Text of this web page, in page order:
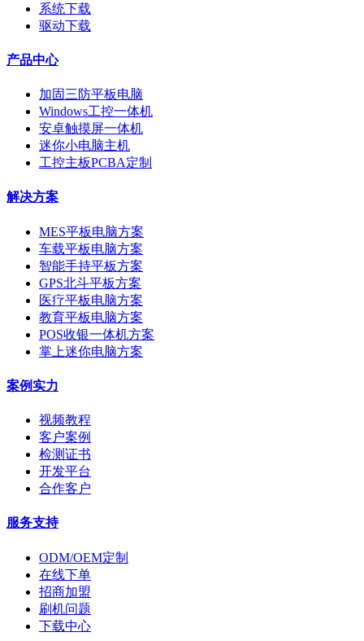
系统下载
驱动下载
产品中心
加固三防平板电脑
Windows工控一体机
安卓触摸屏一体机
迷你小电脑主机
工控主板PCBA定制
解决方案
MES平板电脑方案
车载平板电脑方案
智能手持平板方案
GPS北斗平板方案
医疗平板电脑方案
教育平板电脑方案
POS收银一体机方案
掌上迷你电脑方案
案例实力
视频教程
客户案例
检测证书
开发平台
合作客户
服务支持
ODM/OEM定制
在线下单
招商加盟
刷机问题
下载中心